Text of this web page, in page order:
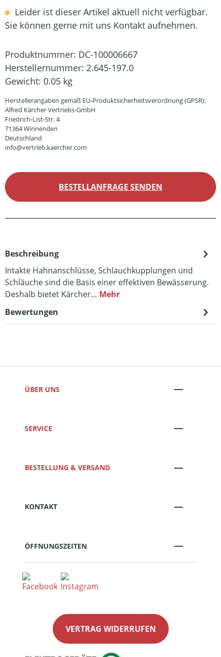
Leider ist dieser Artikel aktuell nicht verfügbar.
Sie können gerne mit uns Kontakt aufnehmen.
Produktnummer: DC-100006667
Herstellernummer: 2.645-197.0
Gewicht: 0.05 kg
Herstellerangaben gemäß EU-Produktsicherheitsverordnung (GPSR):
Alfred Kärcher Vertriebs-GmbH
Friedrich-List-Str. 4
71364 Winnenden
Deutschland
info@vertrieb.kaercher.com
BESTELLANFRAGE SENDEN
Beschreibung
Intakte Hahnanschlüsse, Schlauchkupplungen und
Schläuche sind die Basis einer effektiven Bewässerung.
Deshalb bietet Kärcher… Mehr
Bewertungen
ÜBER UNS
SERVICE
BESTELLUNG & VERSAND
KONTAKT
ÖFFNUNGSZEITEN
VERTRAG WIDERRUFEN